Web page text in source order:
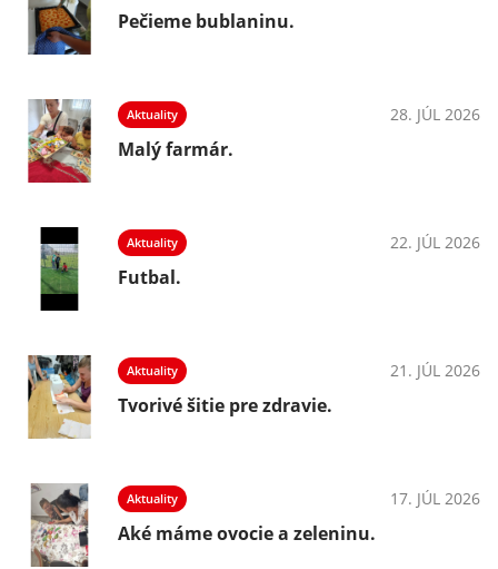
Pečieme bublaninu.
Aktuality 28. JÚL 2026
Malý farmár.
Aktuality 22. JÚL 2026
Futbal.
Aktuality 21. JÚL 2026
Tvorivé šitie pre zdravie.
Aktuality 17. JÚL 2026
Aké máme ovocie a zeleninu.